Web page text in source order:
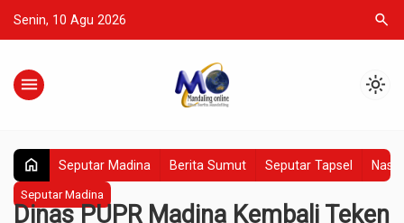
Senin, 10 Agu 2026 search
menu light_mode
home Seputar Madina Berita Sumut Seputar Tapsel
Seputar Madina
Dinas PUPR Madina Kembali Teken